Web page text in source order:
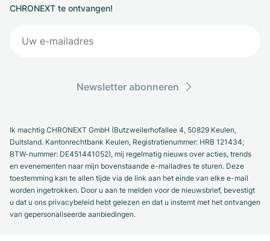
CHRONEXT te ontvangen!
Newsletter abonneren
Ik machtig CHRONEXT GmbH (Butzweilerhofallee 4, 50829 Keulen,
Duitsland. Kantonrechtbank Keulen, Registratienummer: HRB 121434;
BTW-nummer: DE451441052), mij regelmatig nieuws over acties, trends
en evenementen naar mijn bovenstaande e-mailadres te sturen. Deze
toestemming kan te allen tijde via de link aan het einde van elke e-mail
worden ingetrokken. Door u aan te melden voor de nieuwsbrief, bevestigt
u dat u ons privacybeleid hebt gelezen en dat u instemt met het ontvangen
van gepersonaliseerde aanbiedingen.